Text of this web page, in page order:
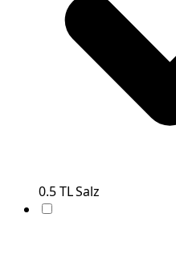
0.5TLSalz